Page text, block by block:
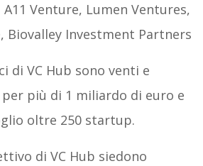
Venture, Lumen Ventures,
Biovalley Investment Partners
di VC Hub sono venti e
più di 1 miliardo di euro e
oltre 250 startup.
di VC Hub siedono